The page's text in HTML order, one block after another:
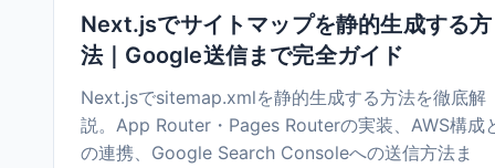
Next.jsでサイトマップを静的生成する方
法｜Google送信まで完全ガイド
Next.jsでsitemap.xmlを静的生成する方法を徹底解
説。App Router・Pages Routerの実装、AWS構成
の連携、Google Search Consoleへの送信方法ま